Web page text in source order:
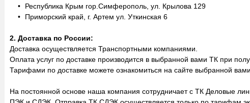
Республика Крым гор.Симферополь, ул. Крылова 129
Приморский край, г. Артем ул. Уткинская 6
2. Доставка по России:
Доставка осуществляется Транспортными компаниями.
Оплата услуг по доставке производится в выбранной вами ТК при
Тарифами по доставке можете ознакомиться на сайте выбранной
На постоянной основе наша компания сотрудничает с ТК Деловые